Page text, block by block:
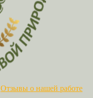
Отзывы о нашей работе